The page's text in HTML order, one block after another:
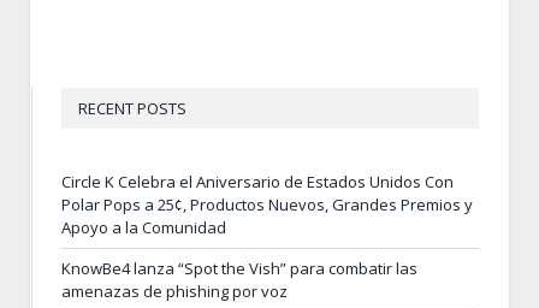
RECENT POSTS
Circle K Celebra el Aniversario de Estados Unidos Con
Polar Pops a 25¢, Productos Nuevos, Grandes Premios y
Apoyo a la Comunidad
KnowBe4 lanza “Spot the Vish” para combatir las
amenazas de phishing por voz